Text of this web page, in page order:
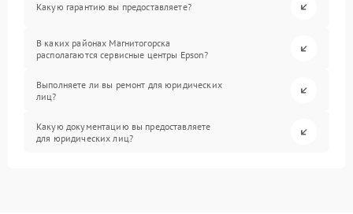
Какую гарантию вы предоставляете?
В каких районах Магнитогорска
располагаются сервисные центры Epson?
Выполняете ли вы ремонт для юридических
лиц?
Какую документацию вы предоставляете
для юридических лиц?